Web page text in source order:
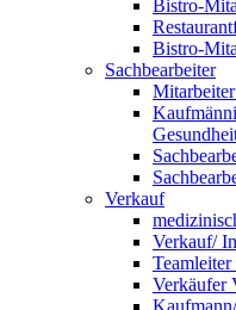
Bistro-
Bistro-
Sachbearbeiter
Verkauf
Verkauf/
Verkäufer